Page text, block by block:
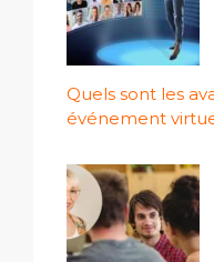
Quels sont les
événement